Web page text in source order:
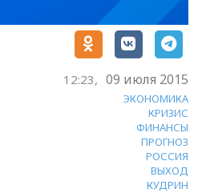
12:23, 09 июля 2015
ЭКОНОМИКА
КРИЗИС
ФИНАНСЫ
ПРОГНОЗ
РОССИЯ
ВЫХОД
КУДРИН